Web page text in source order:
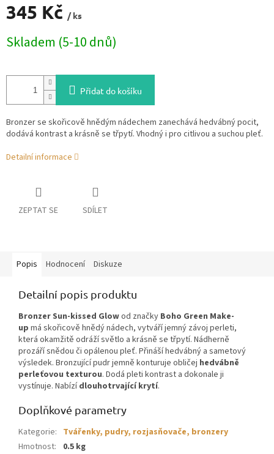
345 Kč / ks
cena:
Skladem (5-10 dnů)
Přidat do košíku
Bronzer se skořicově hnědým nádechem zanechává hedvábný pocit,
dodává kontrast a krásně se třpytí. Vhodný i pro citlivou a suchou pleť.
Detailní informace
ZEPTAT SE SDÍLET
Popis Hodnocení Diskuze
Detailní popis produktu
Bronzer Sun-kissed Glowod značky Boho Green Make-
up má skořicově hnědý nádech, vytváří jemný závoj perleti,
která okamžitě odráží světlo a krásně se třpytí. Nádherně
prozáří snědou či opálenou pleť. Přináší hedvábný a sametový
výsledek. Bronzující pudr jemně konturuje obličej hedvábně
perleťovou texturou. Dodá pleti kontrast a dokonale ji
vystínuje. Nabízídlouhotrvající krytí.
Doplňkové parametry
Kategorie: Tvářenky, pudry, rozjasňovače, bronzery
Hmotnost:
0.5 kg